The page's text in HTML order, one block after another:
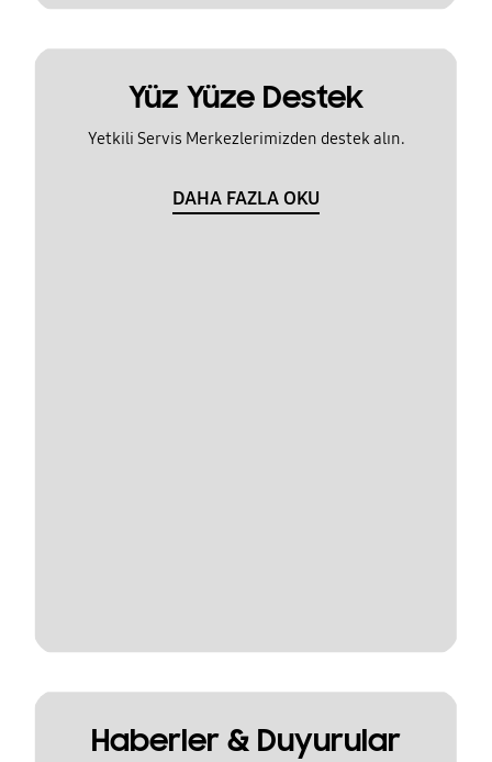
Yüz Yüze Destek
Yetkili Servis Merkezlerimizden destek alın.
DAHA FAZLA OKU
Haberler & Duyurular